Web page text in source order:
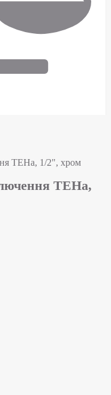
ТЕНа, 1/2", хром
ТЕНа,